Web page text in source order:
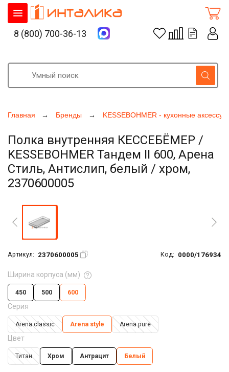
Главная Бренды KESSEBOHMER - кухонные
Полка внутренняя КЕССЕБЁМЕР /
KESSEBOHMER Тандем II 600, Арена
Стиль, Антислип, белый / хром,
2370600005
Артикул: 2370600005 Код: 0000/176934
Ширина корпуса (мм)
450 500 600
Серия
Arena classic Arena style Arena pure
Цвет
Титан Хром Антрацит Белый
8 (800) 700-36-13